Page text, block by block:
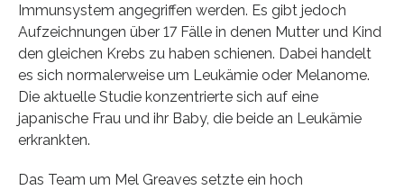
Immunsystem angegriffen werden. Es gibt jedoch
Aufzeichnungen über 17 Fälle in denen Mutter und Kind
den gleichen Krebs zu haben schienen. Dabei handelt
es sich normalerweise um Leukämie oder Melanome.
Die aktuelle Studie konzentrierte sich auf eine
japanische Frau und ihr Baby, die beide an Leukämie
erkrankten.
Das Team um Mel Greaves setzte ein hoch